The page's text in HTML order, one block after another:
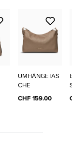
UMHÄNGETAS
CHE
CHF 159.00